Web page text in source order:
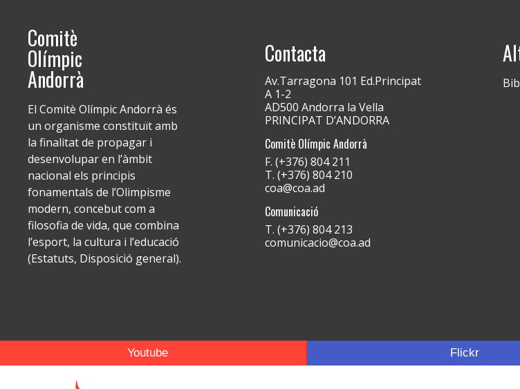
Comitè
Olímpic
Andorrà
El Comitè Olímpic Andorrà és
un organisme constituït amb
la finalitat de propagar i
desenvolupar en l’àmbit
nacional els principis
fonamentals de l’Olimpisme
modern, concebut com a
filosofia de vida, que combina
l’esport, la cultura i l’educació
(Estatuts, Disposició general).
Contacta
Av.Tarragona 101 Ed.Principat
A 1-2
AD500 Andorra la Vella
PRINCIPAT D’ANDORRA
Comitè Olímpic Andorrà
F. (+376) 804 211
T. (+376) 804 210
coa@coa.ad
Comunicació
T. (+376) 804 213
comunicacio@coa.ad
Youtube Flickr